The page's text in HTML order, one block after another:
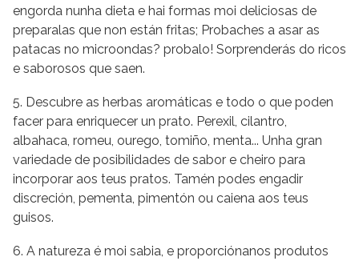
engorda nunha dieta e hai formas moi deliciosas de
preparalas que non están fritas; Probaches a asar as
patacas no microondas? probalo! Sorprenderás do ricos
e saborosos que saen.
5. Descubre as herbas aromáticas e todo o que poden
facer para enriquecer un prato. Perexil, cilantro,
albahaca, romeu, ourego, tomiño, menta... Unha gran
variedade de posibilidades de sabor e cheiro para
incorporar aos teus pratos. Tamén podes engadir
discreción, pementa, pimentón ou caiena aos teus
guisos.
6. A natureza é moi sabia, e proporciónanos produtos